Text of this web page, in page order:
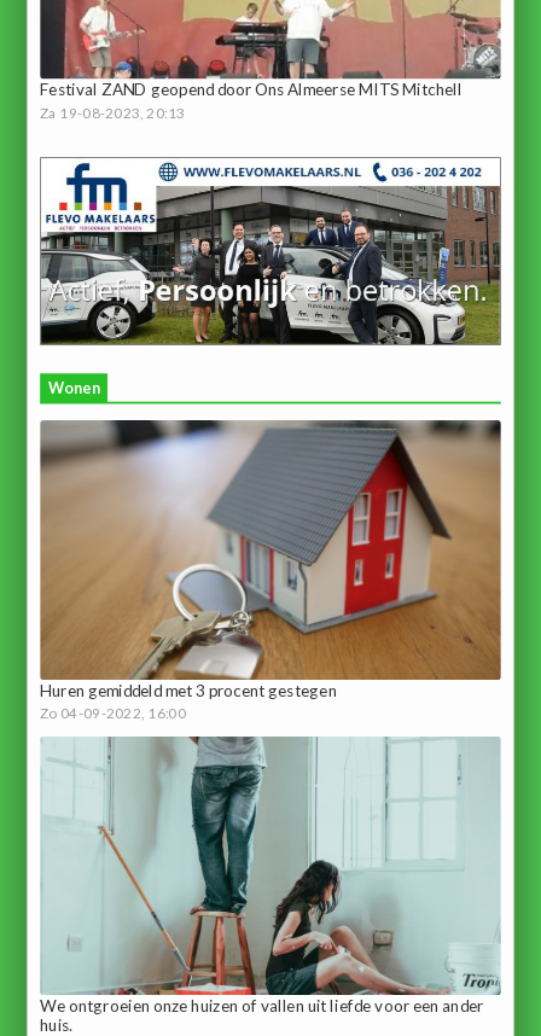
Festival ZAND geopend door Ons Almeerse MITS Mitchell
Za 19-08-2023, 20:13
Wonen
Huren gemiddeld met 3 procent gestegen
Zo 04-09-2022, 16:00
We ontgroeien onze huizen of vallen uit liefde voor een ander
huis.